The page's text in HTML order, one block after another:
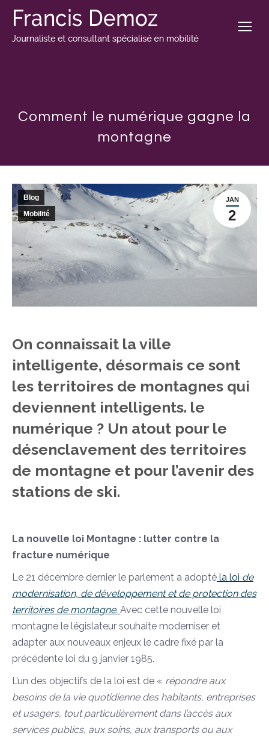
Comment le numérique gagne la
montagne
JAN
2
Blog
Mobilité
On connaissait la ville
intelligente, désormais ce sont
les territoires de montagnes qui
deviennent intelligents. le
numérique ? Un atout pour le
désenclavement des territoires
de montagne et pour l’avenir des
stations de ski.
La nouvelle loi Montagne : lutter contre la
fracture numérique
Le 21 décembre dernier le parlement a adopté la loi de
modernisation, de développement et de protection des
territoires de montagne. Avec cette nouvelle loi
montagne le législateur souhaite moderniser et
adapter aux nouveaux enjeux le cadre fixé par la
précédente loi du 9 janvier 1985.
L’un des objectifs de la loi est de « répondre aux
besoins de la vie quotidienne des habitants, entreprises
et usagers, tout particulièrement dans l’accès aux
services publics, aux soins, aux transports ou aux